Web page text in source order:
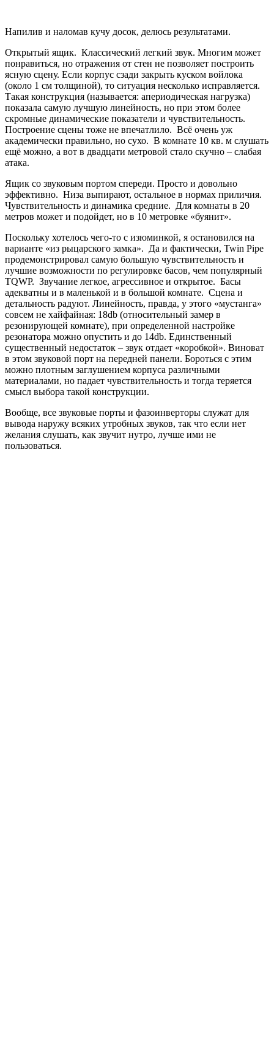
Напилив и наломав кучу досок, делюсь результатами.
Открытый ящик. Классический легкий звук. Многим может
понравиться, но отражения от стен не позволяет построить
ясную сцену. Если корпус сзади закрыть куском войлока
(около 1 см толщиной), то ситуация несколько исправляется.
Такая конструкция (называется: апериодическая нагрузка)
показала самую лучшую линейность, но при этом более
скромные динамические показатели и чувствительность.
Построение сцены тоже не впечатлило. Всё очень уж
академически правильно, но сухо. В комнате 10 кв. м слушать
ещё можно, а вот в двадцати метровой стало скучно – слабая
атака.
Ящик со звуковым портом спереди. Просто и довольно
эффективно. Низа выпирают, остальное в нормах приличия.
Чувствительность и динамика средние. Для комнаты в 20
метров может и подойдет, но в 10 метровке «буянит».
Поскольку хотелось чего-то с изюминкой, я остановился на
варианте «из рыцарского замка». Да и фактически, Twin Pipe
продемонстрировал самую большую чувствительность и
лучшие возможности по регулировке басов, чем популярный
TQWP. Звучание легкое, агрессивное и открытое. Басы
адекватны и в маленькой и в большой комнате. Сцена и
детальность радуют. Линейность, правда, у этого «мустанга»
совсем не хайфайная: 18db (относительный замер в
резонирующей комнате), при определенной настройке
резонатора можно опустить и до 14db. Единственный
существенный недостаток – звук отдает «коробкой». Виноват
в этом звуковой порт на передней панели. Бороться с этим
можно плотным заглушением корпуса различными
материалами, но падает чувствительность и тогда теряется
смысл выбора такой конструкции.
Вообще, все звуковые порты и фазоинверторы служат для
вывода наружу всяких утробных звуков, так что если нет
желания слушать, как звучит нутро, лучше ими не
пользоваться.